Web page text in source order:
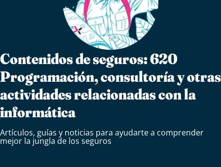
Contenidos de seguros: 620
Programación, consultoría y otras
actividades relacionadas con la
informática
Artículos, guías y noticias para ayudarte a comprender
mejor la jungla de los seguros